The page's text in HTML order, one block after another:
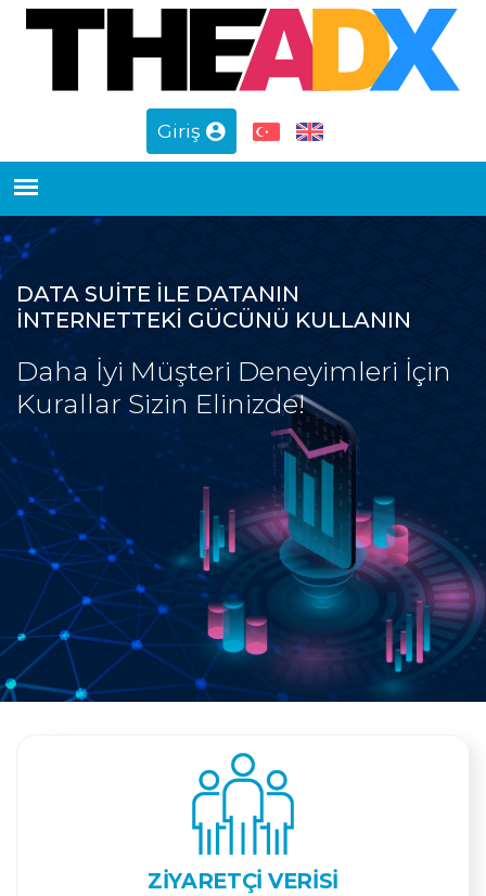
Giriş
DATA SUITE İLE DATANIN
İNTERNETTEKI GÜCÜNÜ KULLANIN
Daha İyi Müşteri Deneyimleri İçin
Kurallar Sizin Elinizde!
ZIYARETÇI VERISI